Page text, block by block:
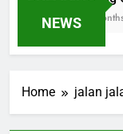
NEWS4 Months
Home jalan